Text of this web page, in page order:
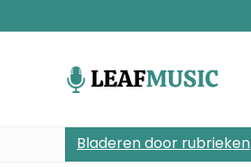
Bladeren door rubrieken